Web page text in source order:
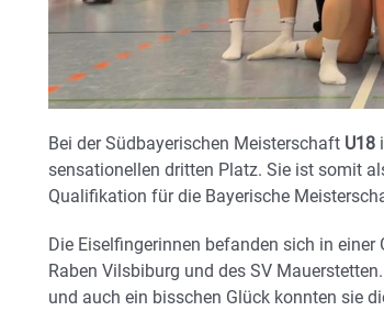
Bei der Südbayerischen Meisterschaft U18
sensationellen dritten Platz. Sie ist somit
Qualifikation für die Bayerische
Die Eiselfingerinnen befanden sich in
Raben Vilsbiburg und des SV
und auch ein bisschen Glück konnten sie